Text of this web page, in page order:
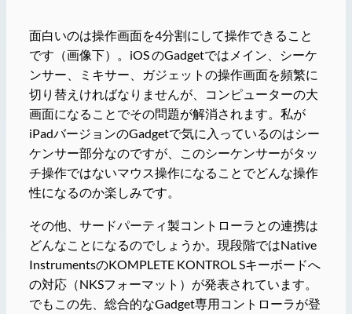
面白いのは操作画面を4分割にして操作できること
です（画像下）。iOS のGadgetではメイン、シーケ
ンサー、ミキサー、ガジェットの操作画面を頻繁に
切り替えければなりませんが、コンピューターの大
画面になることでその問題が解消されます。私が
iPadバージョンのGadgetで気に入っているのはシー
ケンサー部分なのですが、このシーケンサーがタッ
チ操作ではないマウス操作になることでどんな操作
性になるのか楽しみです。
その他、サードパーティ製コントローラとの連携は
どんなことになるのでしょうか。現段階ではNative
InstrumentsのKOMPLETE KONTROL Sキーボードへ
の対応（NKSフォーマット）が発表されています。
でもこの先、総合的なGadget専用コントローラが登